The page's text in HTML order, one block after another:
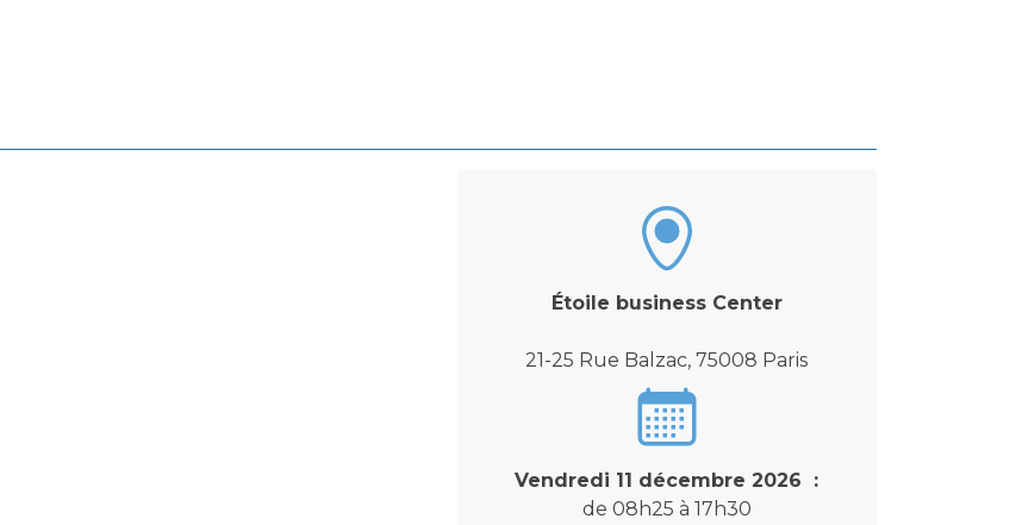
Étoile business Center
21-25 Rue Balzac, 75008 Paris
Vendredi 11 décembre 2026 :
de 08h25 à 17h30